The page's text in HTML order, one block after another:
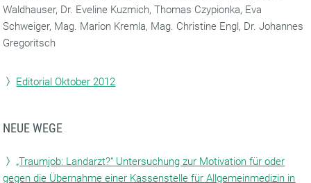
Waldhauser, Dr. Eveline Kuzmich, Thomas Czypionka, Eva
Schweiger, Mag. Marion Kremla, Mag. Christine Engl, Dr. Johannes
Gregoritsch
Editorial Oktober 2012
NEUE WEGE
„Traumjob: Landarzt?“ Untersuchung zur Motivation für oder
gegen die Übernahme einer Kassenstelle für Allgemeinmedizin in